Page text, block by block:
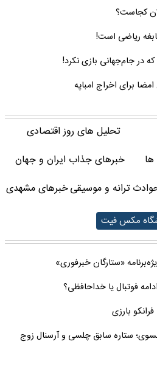
کجاست؟
ریاضی است!
در جام‌جهانی بازی نکرد!
تحلیل های روز اقتصادی
خبرهای جذاب ایران و جهان
ترانه و موسیقیخبرهای مشهدی
مکس فیت
«ستارگان خبرفوری»
فوتبال یا خداحافظی؟
بارزی
ستاره سابق چلسی و آرسنال زوج